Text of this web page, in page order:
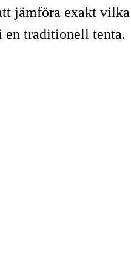
jämföra exakt
en traditionell tenta.​